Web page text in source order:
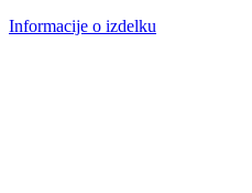
Informacije o izdelku